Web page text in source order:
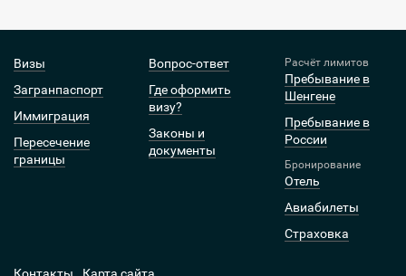
Визы
Загранпаспорт
Иммиграция
Пересечение
границы
Вопрос-ответ
Где оформить
визу?
Законы и
документы
Расчёт лимитов
Пребывание в
Шенгене
Пребывание в
России
Бронирование
Отель
Авиабилеты
Страховка